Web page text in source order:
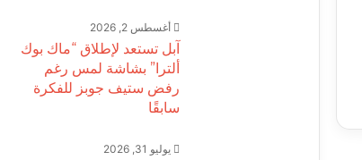
أغسطس 2, 2026
آبل تستعد لإطلاق “ماك بوك
ألترا” بشاشة لمس رغم
رفض ستيف جوبز للفكرة
سابقًا
يوليو 31, 2026